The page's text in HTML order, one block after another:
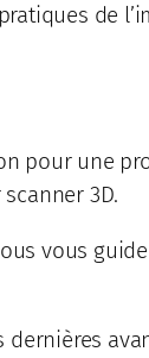
de
pour une
3D.
vous